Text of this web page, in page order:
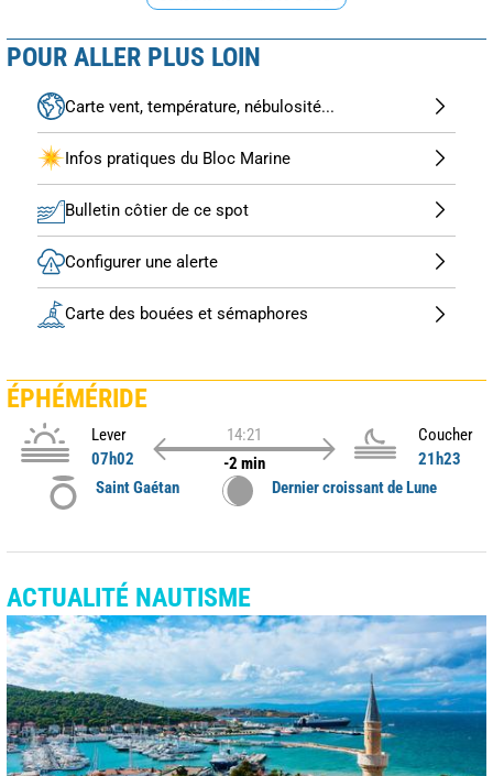
POUR ALLER PLUS LOIN
Carte vent, température, nébulosité...
Infos pratiques du Bloc Marine
Bulletin côtier de ce spot
Configurer une alerte
Carte des bouées et sémaphores
ÉPHÉMÉRIDE
Lever
07h02
14:21
-2 min
Coucher
21h23
Saint Gaétan
Dernier croissant de Lune
ACTUALITÉ NAUTISME